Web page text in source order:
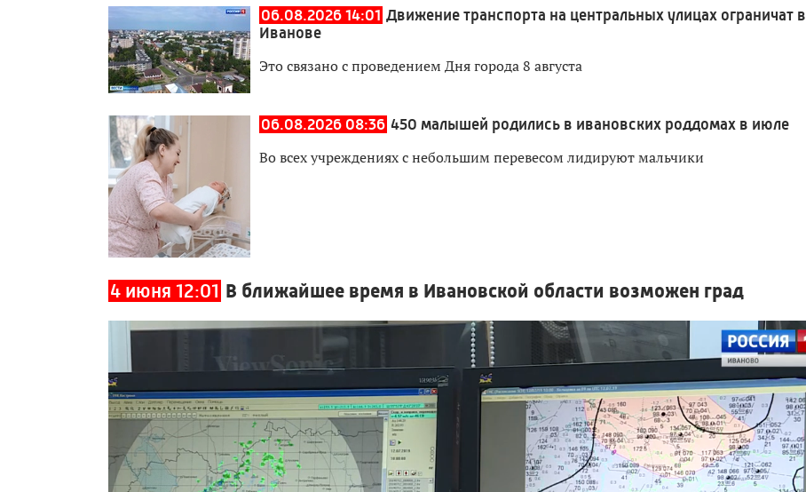
06.08.2026 14:01 Движение транспорта на центральных улицах ограничат в
Иванове
Это связано с проведением Дня города 8 августа
06.08.2026 08:36 450 малышей родились в ивановских роддомах в июле
Во всех учреждениях с небольшим перевесом лидируют мальчики
4 июня 12:01 В ближайшее время в Ивановской области возможен град